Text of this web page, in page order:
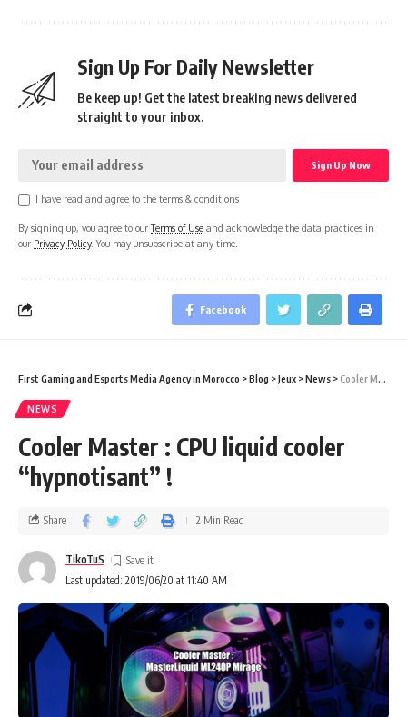
Sign Up For Daily Newsletter
Be keep up! Get the latest breaking news delivered
straight to your inbox.
I have read and agree to the terms & conditions
By signing up, you agree to ourTerms of Use and acknowledge the data practices in
our Privacy Policy. You may unsubscribe at any time.
Facebook
First Gaming and Esports Media Agency in Morocco >Blog >Jeux >News >Cooler Master : CPU liquid cooler “hypnotisant” !
NEWS
Cooler Master : CPU liquid cooler
“hypnotisant” !
Last updated: 2019/06/20 at 11:40 AM
TikoTuS
Share 2 Min Read